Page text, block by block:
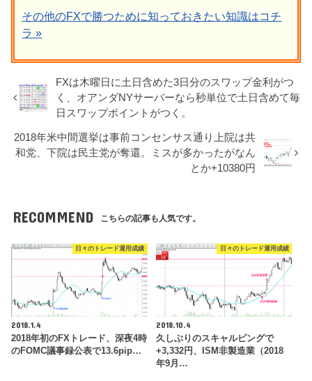
その他のFXで勝つために知っておきたい知識はコチ
ラ »
FXは木曜日に土日含めた3日分のスワップ金利がつ
く、オアンダNYサーバーなら秒単位で土日含めて毎
日スワップポイントがつく。
2018年米中間選挙は事前コンセンサス通り上院は共
和党、下院は民主党が奪還。ミスが多かったがなん
とか+10380円
RECOMMEND こちらの記事も人気です。
日々のトレード運用成績
2018.1.4
2018年初のFXトレード、深夜4時
のFOMC議事録公表で13.6pip…
日々のトレード運用成績
2018.10.4
久しぶりのスキャルピングで
+3,332円、ISM非製造業（2018
年9月…